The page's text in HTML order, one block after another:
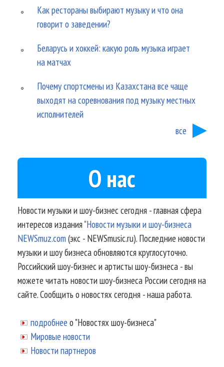
Как рестораны выбирают музыку и что она
говорит о заведении?
Беларусь и хоккей: какую роль музыка играет
на матчах
Почему спортсмены из Казахстана все чаще
выходят на соревнования под музыку местных
исполнителей
все
О нас
Новости музыки и шоу-бизнес сегодня - главная сфера
интересов издания"Новости музыки и шоу-бизнеса
NEWSmuz.com(экс - NEWSmusic.ru). Последние новости
музыки и шоу бизнеса обновляются круглосуточно.
Российский шоу-бизнес и артисты шоу-бизнеса - вы
можете читать новости шоу-бизнеса России сегодня на
сайте. Сообщить о новостях сегодня - наша работа.
подробнее о "Новостях шоу-бизнеса"
Мировые новости
Новости партнеров